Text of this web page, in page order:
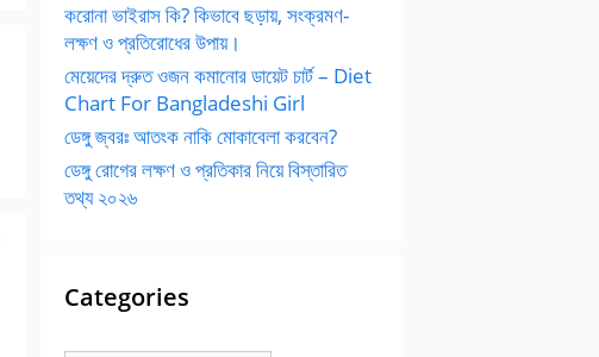
করোনা ভাইরাস কি? কিভাবে ছড়ায়, সংক্রমণ-
লক্ষণ ও প্রতিরোধের উপায়।
মেয়েদের দ্রুত ওজন কমানোর ডায়েট চার্ট – Diet
Chart For Bangladeshi Girl
ডেঙ্গু জ্বরঃ আতংক নাকি মোকাবেলা করবেন?
ডেঙ্গু রোগের লক্ষণ ও প্রতিকার নিয়ে বিস্তারিত
তথ্য ২০২৬
Categories